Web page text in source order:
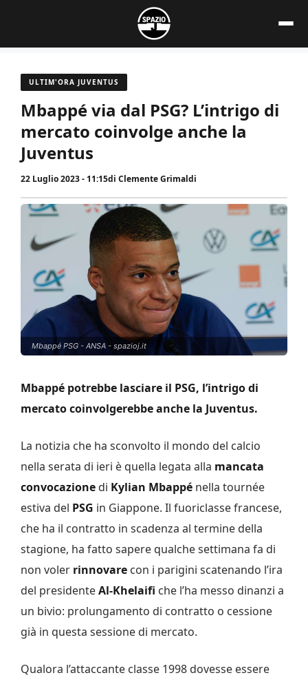
contenuto
ULTIM'ORA JUVENTUS
Mbappé via dal PSG? L’intrigo di
mercato coinvolge anche la
Juventus
22 Luglio 2023 - 11:15di Clemente Grimaldi
Mbappé PSG - ANSA - spazioj.it
Mbappé potrebbe lasciare il PSG, l’intrigo di
mercato coinvolgerebbe anche la Juventus.
La notizia che ha sconvolto il mondo del calcio
nella serata di ieri è quella legata alla mancata
convocazione di Kylian Mbappé nella tournée
estiva del PSG in Giappone. Il fuoriclasse francese,
che ha il contratto in scadenza al termine della
stagione, ha fatto sapere qualche settimana fa di
non voler rinnovare con i parigini scatenando l’ira
del presidenteAl-Khelaifi che l’ha messo dinanzi a
un bivio: prolungamento di contratto o cessione
già in questa sessione di mercato.
Qualora l’attaccante classe 1998 dovesse essere